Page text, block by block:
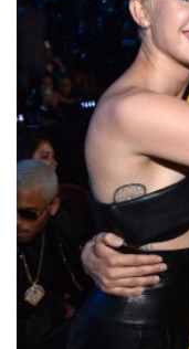
敦、米蘭和巴黎等
比美。此外，芭比
時除了展現自己的
來第一手流行資
http://